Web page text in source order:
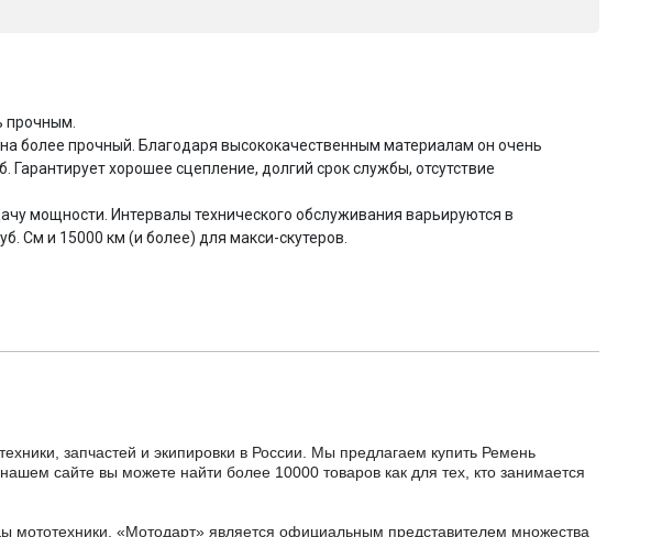
прочным.
более прочный. Благодаря высококачественным материалам он очень
хорошее сцепление, долгий срок службы, отсутствие
мощности. Интервалы технического обслуживания варьируются в
См и 15000 км (и более) для макси-скутеров.
запчастей и экипировки в России. Мы предлагаем купить Ремень
сайте вы можете найти более 10000 товаров как для тех, кто занимается
мототехники. «Мотодарт» является официальным представителем множества